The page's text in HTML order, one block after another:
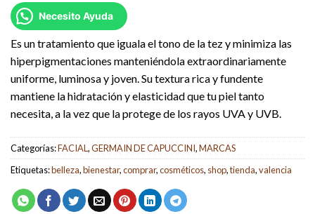
original
era:
98,80 €.
actual
es:
59,50 €.
Necesito Ayuda
Es un tratamiento que iguala el tono de la tez y minimiza las
hiperpigmentaciones manteniéndola extraordinariamente
uniforme, luminosa y joven. Su textura rica y fundente
mantiene la hidratación y elasticidad que tu piel tanto
necesita, a la vez que la protege de los rayos UVA y UVB.
Categorías:FACIAL,GERMAIN DE CAPUCCINI,MARCAS
Etiquetas:belleza,bienestar,comprar,cosméticos, shop,tienda,valencia